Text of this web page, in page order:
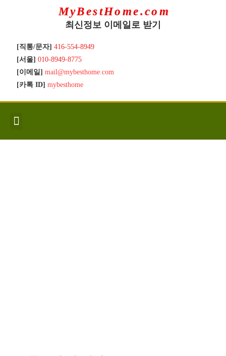
MyBestHome.com
최신정보 이메일로 받기
[직통/문자] 416-554-8949
[서울] 010-8949-8775
[이메일] mail@mybesthome.com
[카톡 ID] mybesthome